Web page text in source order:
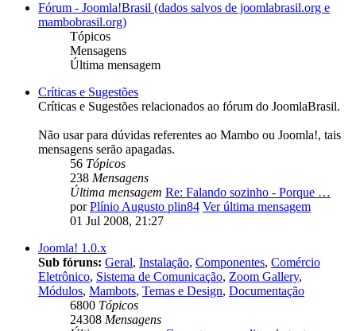
Fórum - Joomla!Brasil (dados salvos de joomlabrasil.org e
mambobrasil.org)
Tópicos
Mensagens
Última mensagem
Críticas e Sugestões
Críticas e Sugestões relacionados ao fórum do JoomlaBrasil.
Não usar para dúvidas referentes ao Mambo ou Joomla!, tais
mensagens serão apagadas.
56 Tópicos
238 Mensagens
Última mensagem Re: Falando sozinho - Porque …
porPlínio Augusto plin84 Ver última mensagem
01 Jul 2008, 21:27
Joomla! 1.0.x
Sub fóruns: Geral, Instalação, Componentes, Comércio
Eletrônico, Sistema de Comunicação, Zoom Gallery,
Módulos, Mambots, Temas e Design, Documentação
6800 Tópicos
24308 Mensagens